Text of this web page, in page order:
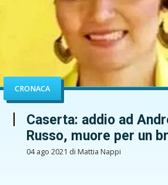
CRONACA
Caserta: addio ad
Russo, muore per un
04 ago 2021 di Mattia Nappi